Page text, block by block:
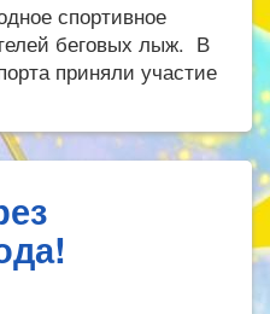
спортивное
беговых лыж. В
приняли участие